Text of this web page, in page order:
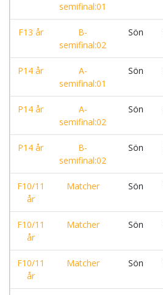
semifinal:01
F13 år
B-
semifinal:02
Sön
P14 år
A-
semifinal:01
Sön
P14 år
A-
semifinal:02
Sön
P14 år
B-
semifinal:02
Sön
F10/11
år
Matcher Sön
F10/11
år
Matcher Sön
F10/11
år
Matcher Sön